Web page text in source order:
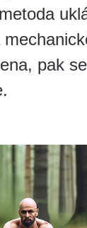
pak